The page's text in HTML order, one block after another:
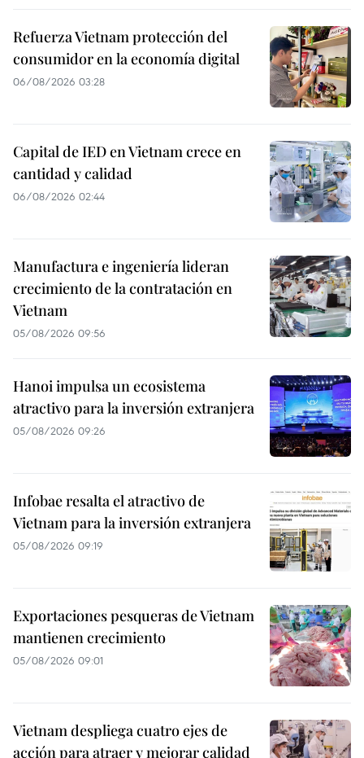
Refuerza Vietnam protección del
consumidor en la economía digital
06/08/2026 03:28
Capital de IED en Vietnam crece en
cantidad y calidad
06/08/2026 02:44
Manufactura e ingeniería lideran
crecimiento de la contratación en
Vietnam
05/08/2026 09:56
Hanoi impulsa un ecosistema
atractivo para la inversión extranjera
05/08/2026 09:26
Infobae resalta el atractivo de
Vietnam para la inversión extranjera
05/08/2026 09:19
Exportaciones pesqueras de Vietnam
mantienen crecimiento
05/08/2026 09:01
Vietnam despliega cuatro ejes de
acción para atraer y mejorar calidad